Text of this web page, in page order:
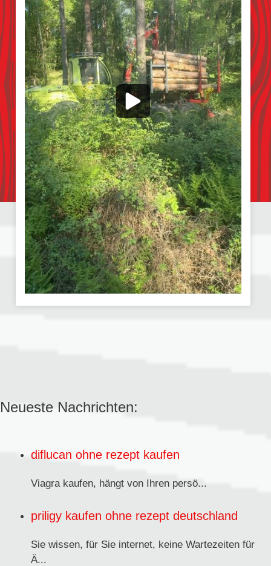
Neueste Nachrichten:
diflucan ohne rezept kaufen
Viagra kaufen, hängt von Ihren persö...
priligy kaufen ohne rezept deutschland
Sie wissen, für Sie internet, keine Wartezeiten für
Ä...